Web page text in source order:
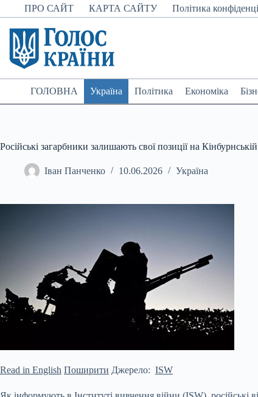
Перейти
до
вмісту
ПРО САЙТ КАРТА САЙТУ Політика
ГОЛОВНА Україна Політика Економіка
Російські загарбники залишають свої позиції на
Іван Панченко 10.06.2026 Україна
Read in English Поширити Джерело: ISW